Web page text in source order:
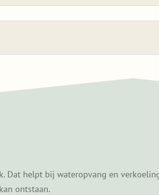
Dat helpt bij wateropvang en
ontstaan.